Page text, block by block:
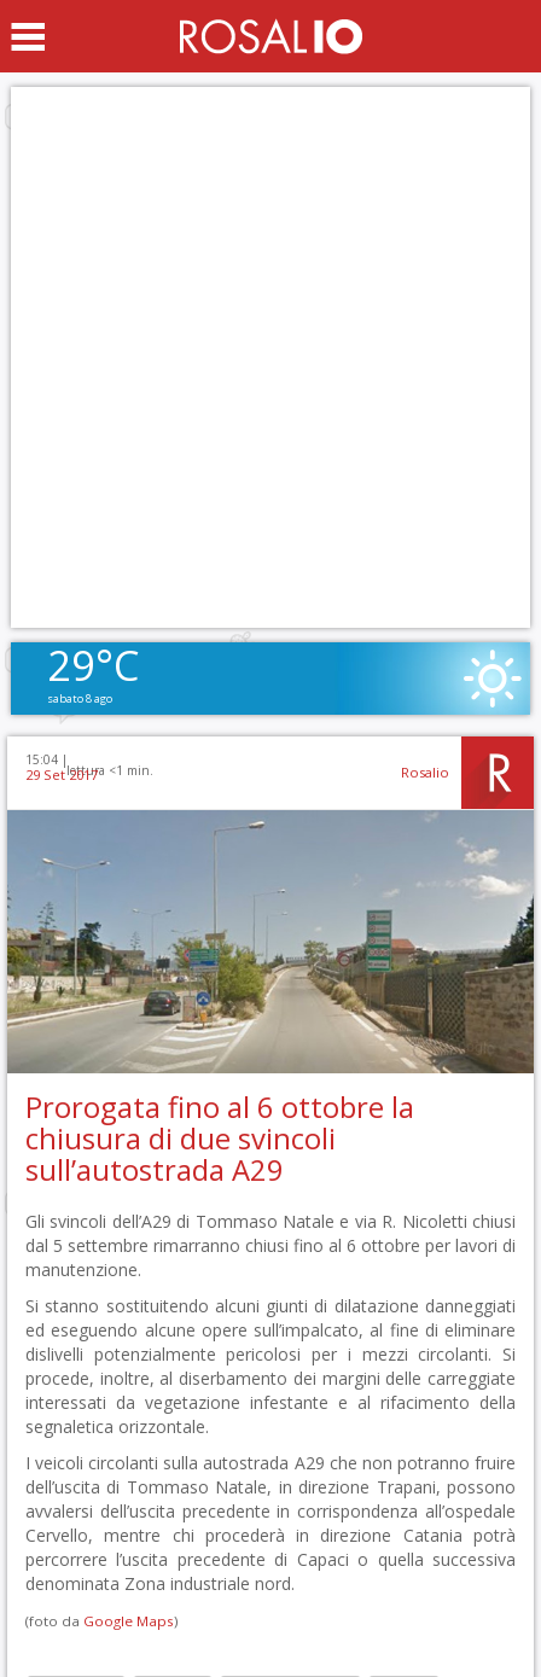
29°C
sabato 8 ago
15:04 |
lettura <1 min.
29 Set 2017 Rosalio
Prorogata fino al 6 ottobre la
chiusura di due svincoli
sull’autostrada A29
Gli svincoli dell’A29 di Tommaso Natale e via R. Nicoletti chiusi
dal 5 settembre rimarranno chiusi fino al 6 ottobre per lavori di
manutenzione.
Si stanno sostituitendo alcuni giunti di dilatazione danneggiati
ed eseguendo alcune opere sull’impalcato, al fine di eliminare
dislivelli potenzialmente pericolosi per i mezzi circolanti. Si
procede, inoltre, al diserbamento dei margini delle carreggiate
interessati da vegetazione infestante e al rifacimento della
segnaletica orizzontale.
I veicoli circolanti sulla autostrada A29 che non potranno fruire
dell’uscita di Tommaso Natale, in direzione Trapani, possono
avvalersi dell’uscita precedente in corrispondenza all’ospedale
Cervello, mentre chi procederà in direzione Catania potrà
percorrere l’uscita precedente di Capaci o quella successiva
denominata Zona industriale nord.
(foto da Google Maps)